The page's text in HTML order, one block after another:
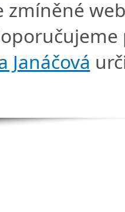
zmíněné
Janáčová